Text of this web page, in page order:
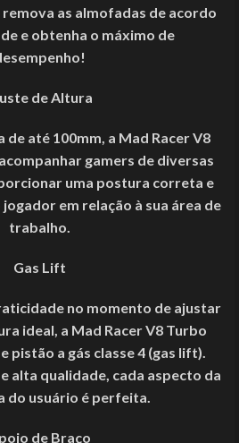
remova as almofadas de acordo
e obtenha o máximo de
de Altura
de até 100mm, a Mad Racer V8
gamers de diversas
uma postura correta e
em relação à sua área de
trabalho.
Gas Lift
no momento de ajustar
ideal, a Mad Racer V8 Turbo
pistão a gás classe 4 (gas lift).
alta qualidade, cada aspecto da
do usuário é perfeita.
de Braço